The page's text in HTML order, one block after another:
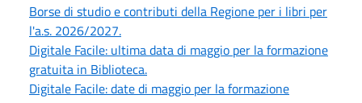
Borse di studio e contributi della Regione per i libri per
l'a.s. 2026/2027.
Digitale Facile: ultima data di maggio per la formazione
gratuita in Biblioteca.
Digitale Facile: date di maggio per la formazione